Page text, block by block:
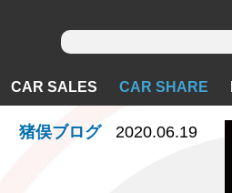
CAR SALES CAR SHARE
猪俣ブログ 2020.06.19